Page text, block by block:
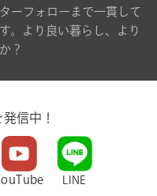
ーフォローまで一貫して
。より良い暮らし、より
？
信中！
LINE